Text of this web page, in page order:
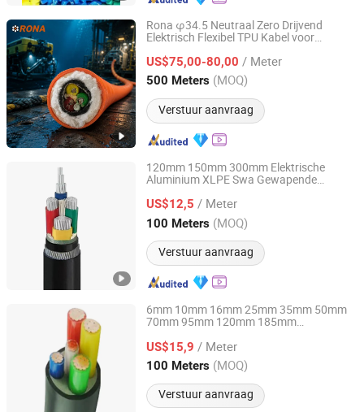
Rona φ34.5 Neutraal Zero Drijvend
Elektrisch Flexibel TPU Kabel voor
US$75,00-80,00 / Meter
500 Meters (MOQ)
Verstuur aanvraag
Shanghai RONA Cable Co., Ltd
Shanghai, China Sinds 2025
120mm 150mm 300mm Elektrische
Aluminium XLPE Swa Gewapende
Stroomkabel
US$12,5 / Meter
100 Meters (MOQ)
Verstuur aanvraag
Chang'an International Trade (Henan) Co., Ltd.
Henan, China Sinds 2026
6mm 10mm 16mm 25mm 35mm 50mm
70mm 95mm 120mm 185mm
Vlamvertragend Gewapend Elektrisch
Ondergronds Koper Aluminium Kabel
US$15,9 / Meter
100 Meters (MOQ)
Verstuur aanvraag
Chang'an International Trade (Henan) Co., Ltd.
Henan, China Sinds 2026